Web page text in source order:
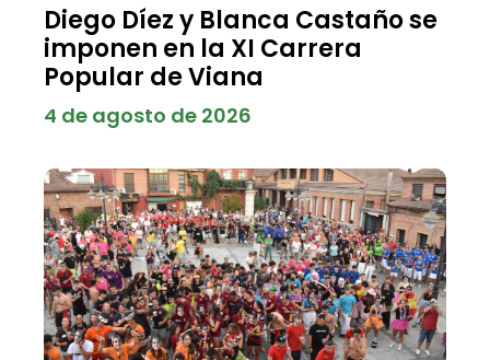
Diego Díez y Blanca Castaño se
imponen en la XI Carrera
Popular de Viana
4 de agosto de 2026